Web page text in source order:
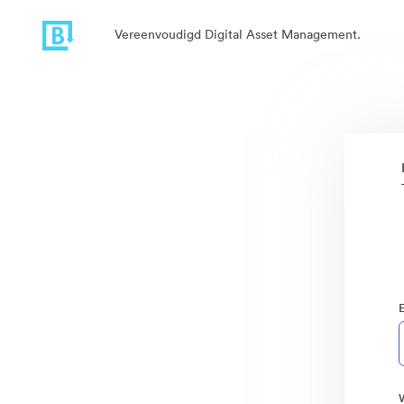
Vereenvoudigd Digital Asset Management.